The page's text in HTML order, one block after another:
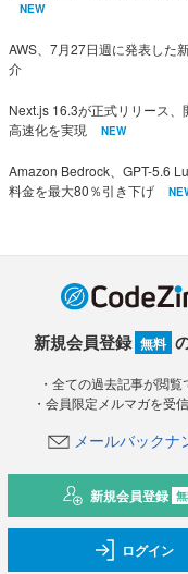
NEW
AWS、7月27日週に発表した
介
Next.js 16.3が正式リリース
高速化を実現
NEW
Amazon Bedrock、GPT-5.6
料金を最大80％引き下げ
新規会員登録 無料
・全ての過去記事が閲覧
・会員限定メルマガを受
メールバックナ
新規会員登録
ログイン